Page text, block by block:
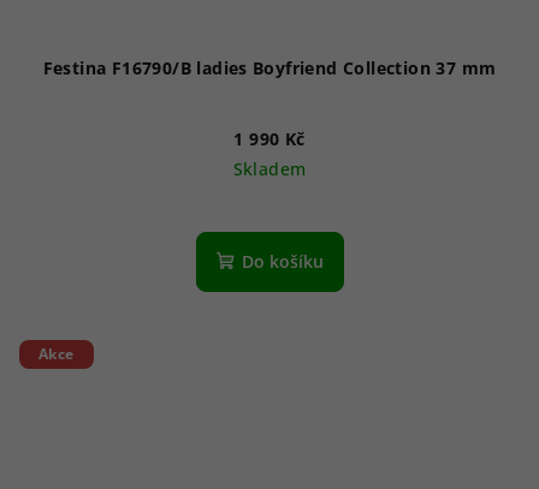
Festina F16790/B ladies Boyfriend Collection 37 mm
1 990 Kč
Skladem
Do košíku
Akce